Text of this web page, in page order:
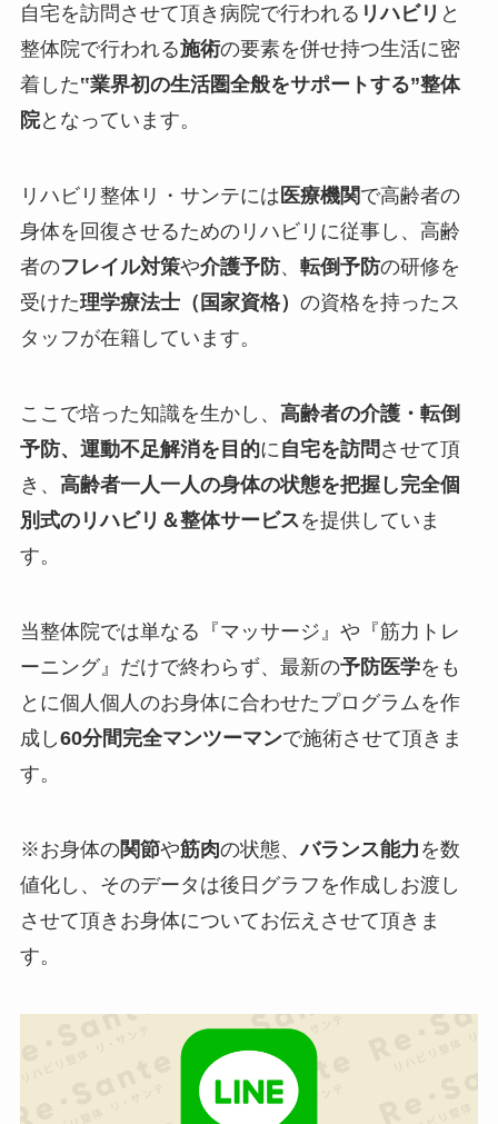
自宅を訪問させて頂き病院で行われる リハビリ と
整体院で行われる施術の要素を併せ持つ生活に密
着した‟業界初の生活圏全般をサポートする”整体
院となっています。
リハビリ整体リ・サンテには 医療機関で高齢者の
身体を回復させるためのリハビリに従事し、高齢
者のフレイル対策や介護予防、 転倒予防の研修を
受けた理学療法士（国家資格） の資格を持ったス
タッフが在籍しています。
ここで培った知識を生かし、 高齢者の介護・転倒
予防、運動不足解消を目的に自宅を訪問 させて頂
き、 高齢者一人一人の身体の状態を把握し完全個
別式のリハビリ＆整体サービスを提供していま
す。
当整体院では単なる『マッサージ 』や『筋力トレ
ーニング』だけで終わらず、最新の予防医学をも
とに個人個人のお身体に合わせたプログラムを作
成し60分間完全マンツーマンで施術させて頂きま
す。
※お身体の関節や筋肉の状態、バランス能力 を数
値化し、そのデータは後日グラフを作成しお渡し
させて頂きお身体についてお伝えさせて頂きま
す。